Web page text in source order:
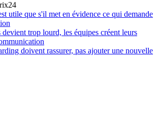
utile que s'il met en évidence ce qui demande
devient trop lourd, les équipes créent leurs
doivent rassurer, pas ajouter une nouvelle